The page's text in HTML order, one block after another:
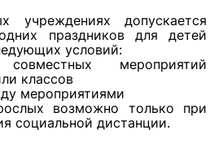
учреждениях допускается
праздников для детей
условий:
мероприятий
классов
мероприятиями
возможно только при
социальной дистанции.